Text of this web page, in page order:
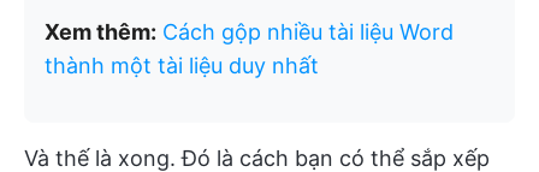
Xem thêm: Cách gộp nhiều tài liệu Word
thành một tài liệu duy nhất
Và thế là xong. Đó là cách bạn có thể sắp xếp